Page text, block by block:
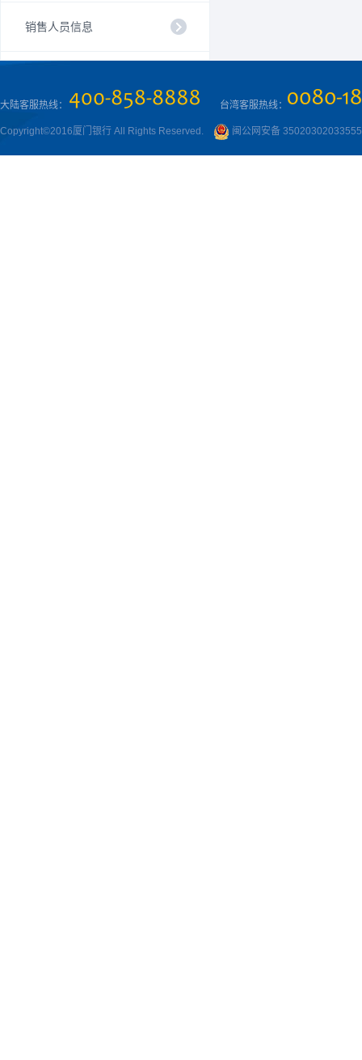
销售人员信息
大陆客服热线： 台湾客服热线：
Copyright©2016厦门银行 All Rights Reserved. 闽公网安备